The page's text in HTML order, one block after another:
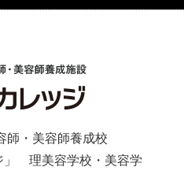
師・美容師養成校
」 理美容学校・美容学